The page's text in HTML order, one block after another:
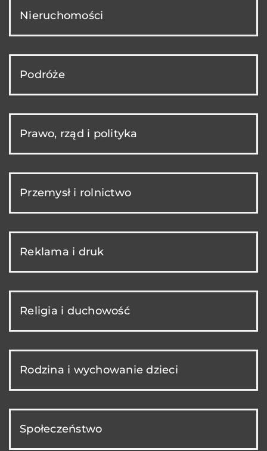
Nieruchomości
Podróże
Prawo, rząd i polityka
Przemysł i rolnictwo
Reklama i druk
Religia i duchowość
Rodzina i wychowanie dzieci
Społeczeństwo